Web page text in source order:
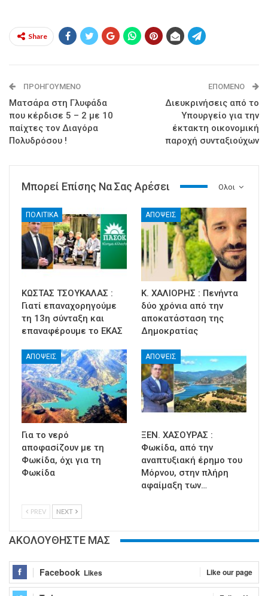
Share
ΠΡΟΗΓΟΎΜΕΝΟ
Ματσάρα στη Γλυφάδα
που κέρδισε 5 – 2 με 10
παίχτες τον Διαγόρα
Πολυδρόσου !
ΕΠΌΜΕΝΟ
Διευκρινήσεις από το
Υπουργείο για την
έκτακτη οικονομική
παροχή συνταξιούχων
Ολοι
Μπορεί Επίσης Να Σας Αρέσει
ΠΟΛΙΤΙΚΑ
ΚΩΣΤΑΣ ΤΣΟΥΚΑΛΑΣ :
Γιατί επαναχορηγούμε
τη 13η σύνταξη και
επαναφέρουμε το ΕΚΑΣ
ΑΠΟΨΕΙΣ
Κ. ΧΑΛΙΟΡΗΣ : Πενήντα
δύο χρόνια από την
αποκατάσταση της
Δημοκρατίας
ΑΠΟΨΕΙΣ
Για το νερό
αποφασίζουν με τη
Φωκίδα, όχι για τη
Φωκίδα
ΑΠΟΨΕΙΣ
ΞΕΝ. ΧΑΣΟΥΡΑΣ :
Φωκίδα, από την
αναπτυξιακή έρημο του
Μόρνου, στην πλήρη
αφαίμαξη των…
PREV NEXT
ΑΚΟΛΟΥΘΗΣΤΕ ΜΑΣ
Facebook Likes Like our page